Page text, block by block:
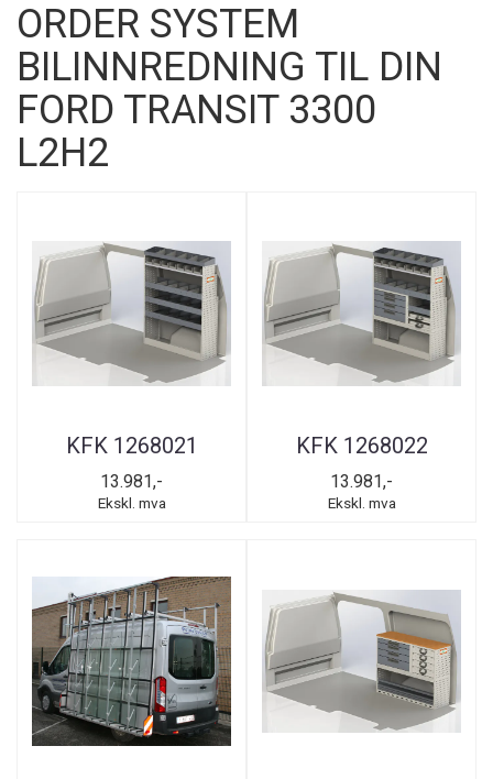
ORDER SYSTEM
BILINNREDNING TIL DIN
FORD TRANSIT 3300
L2H2
KFK 1268021
13.981,-
Ekskl. mva
KFK 1268022
13.981,-
Ekskl. mva